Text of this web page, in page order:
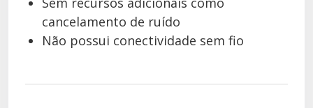
cancelamento de ruído
Não possui conectividade sem fio